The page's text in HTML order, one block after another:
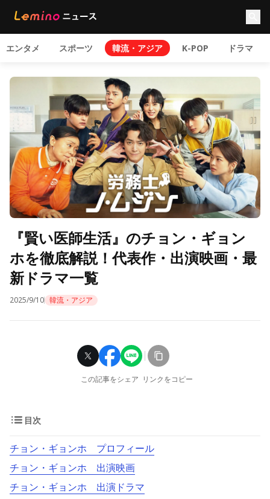
エンタメ スポーツ 韓流・アジア K-POP ドラマ
『賢い医師生活』のチョン・ギョン
ホを徹底解説！代表作・出演映画・最
新ドラマ一覧
2025/9/10 韓流・アジア
この記事をシェア リンクをコピー
目次
チョン・ギョンホ プロフィール
チョン・ギョンホ 出演映画
チョン・ギョンホ 出演ドラマ